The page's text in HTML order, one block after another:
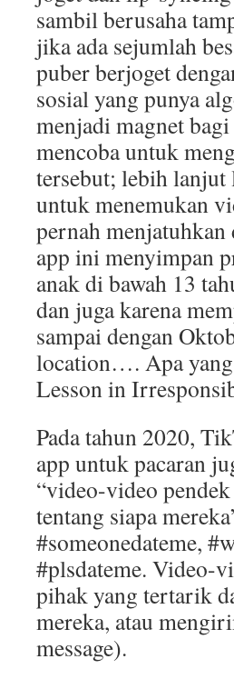
sambil berusaha
jika ada sejumlah
puber berjoget
sosial yang punya
menjadi magnet
mencoba untuk
tersebut; lebih lanjut
untuk menemukan
pernah
app ini menyimpan
anak di bawah 13
dan juga karena
sampai dengan
location…. Apa yang
Lesson in
Pada tahun 2020,
app untuk pacaran
“video-video
tentang siapa
#someonedateme,
#plsdateme. Video-
pihak yang tertarik
mereka, atau
message).